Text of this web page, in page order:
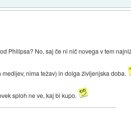
Philipsa? No, saj če ni nič novega v tem
nima težav) in dolga življenjska doba.
sploh ne ve, kaj bi kupo.